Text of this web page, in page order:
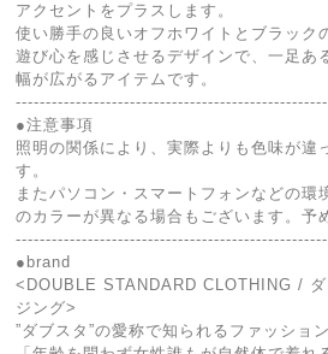
アクセントをプラスします。
使い勝手の良いオフホワイトとブラック
遊び心を感じさせるデザインで、一足あ
幅が広がるアイテムです。
●注意事項
照明の関係により、実際よりも色味が違
す。
またパソコン・スマートフォンなどの環
のカラーが異なる場合もございます。予
●brand
<DOUBLE STANDARD CLOTHING / ダ
ジング>
”ダブスタ”の愛称で知られるファッショ